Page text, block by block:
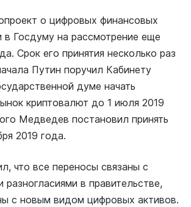
о цифровых финансовых
в Госдуму на рассмотрение еще
Срок его принятия несколько раз
Путин поручил Кабинету
думе начать
криптовалют до 1 июля 2019
Медведев постановил принять
2019 года.
что все переносы связаны с
в правительстве,
с новым видом цифровых активов.